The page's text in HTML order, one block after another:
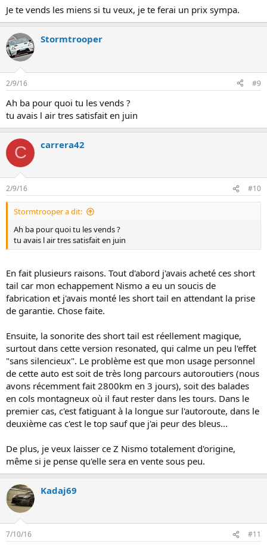
Je te vends les miens si tu veux, je te ferai un prix sympa.
Stormtrooper
2/9/16 #9
Ah ba pour quoi tu les vends ?
tu avais l air tres satisfait en juin
C carrera42
2/9/16 #10
Stormtrooper a dit:
Ah ba pour quoi tu les vends ?
tu avais l air tres satisfait en juin
En fait plusieurs raisons. Tout d'abord j'avais acheté ces short
tail car mon echappement Nismo a eu un soucis de
fabrication et j'avais monté les short tail en attendant la prise
de garantie. Chose faite.
Ensuite, la sonorite des short tail est réellement magique,
surtout dans cette version resonated, qui calme un peu l'effet
"sans silencieux". Le problème est que mon usage personnel
de cette auto est soit de très long parcours autoroutiers (nous
avons récemment fait 2800km en 3 jours), soit des balades
en cols montagneux où il faut rester dans les tours. Dans le
premier cas, c'est fatiguant à la longue sur l'autoroute, dans le
deuxième cas c'est le top sauf que j'ai peur des bleus...
De plus, je veux laisser ce Z Nismo totalement d'origine,
même si je pense qu'elle sera en vente sous peu.
Kadaj69
7/10/16 #11